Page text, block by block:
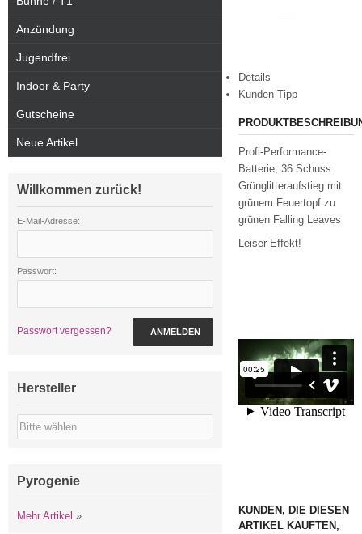
Details
Kunden-Tipp
Profi-Performance-
Batterie, 36 Schuss
Grünglitteraufstieg mit
grünem Feuertopf zu
grünen Falling Leaves
Leiser Effekt!
KUNDEN, DIE DIESEN
ARTIKEL KAUFTEN,
Anzündung
Jugendfrei
Indoor & Party
Gutscheine
Neue Artikel
Willkommen zurück!
E-Mail-Adresse:
Passwort:
Passwort vergessen? ANMELDEN
Hersteller
Pyrogenie
Mehr Artikel »